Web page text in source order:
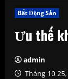
Bất Động Sản
Ưu thế
admin
Tháng 10